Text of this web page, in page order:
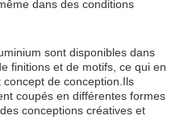
dans des conditions
sont disponibles dans
finitions et de motifs, ce qui en
de conception.Ils
coupés en différentes formes
conceptions créatives et